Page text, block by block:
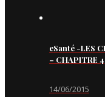
eSanté -LES
– CHAPITRE 4
14/06/2015